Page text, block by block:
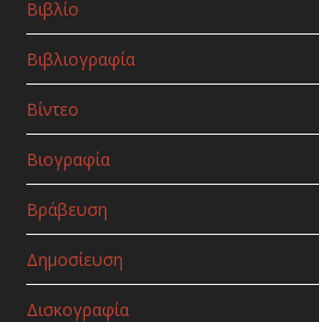
Βιβλίο
Βιβλιογραφία
Βίντεο
Βιογραφία
Βράβευση
Δημοσίευση
Δισκογραφία